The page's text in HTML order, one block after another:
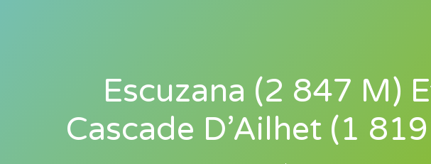
Escuzana (2 847 M)
Cascade D’Ailhet (1